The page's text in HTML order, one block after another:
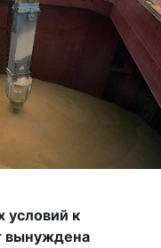
условий к
вынуждена